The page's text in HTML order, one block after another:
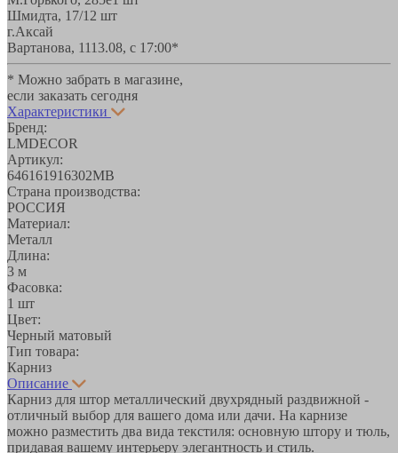
Шмидта, 17/1 2 шт
г.Аксай
Вартанова, 1113.08, с 17:00*
* Можно забрать в магазине,
если заказать сегодня
Характеристики
Бренд:
LMDECOR
Артикул:
646161916302MB
Страна производства:
РОССИЯ
Материал:
Металл
Длина:
3 м
Фасовка:
1 шт
Цвет:
Черный матовый
Тип товара:
Карниз
Описание
Карниз для штор металлический двухрядный раздвижной -
отличный выбор для вашего дома или дачи. На карнизе
можно разместить два вида текстиля: основную штору и тюль,
придавая вашему интерьеру элегантность и стиль.